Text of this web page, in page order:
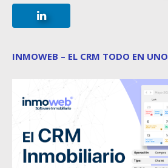
INMOWEB – EL CRM TODO EN UNO